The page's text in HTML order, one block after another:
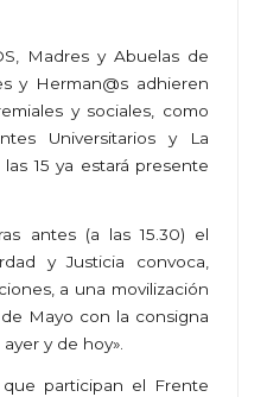
Madres y Abuelas de
y Herman@s adhieren
y sociales, como
Universitarios y La
15 ya estará presente
antes (a las 15.30) el
y Justicia convoca,
a una movilización
Mayo con la consigna
y de hoy».
participan el Frente